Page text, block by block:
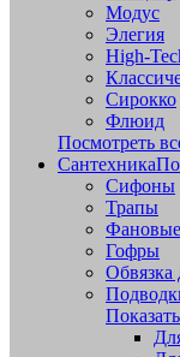
Модус
Элегия
High-
Сирокко
Флюид
Посмотреть
Сантехника
Сифоны
Трапы
Гофры
Обвязка